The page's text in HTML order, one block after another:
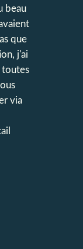
beau
que
j'ai
toutes
via